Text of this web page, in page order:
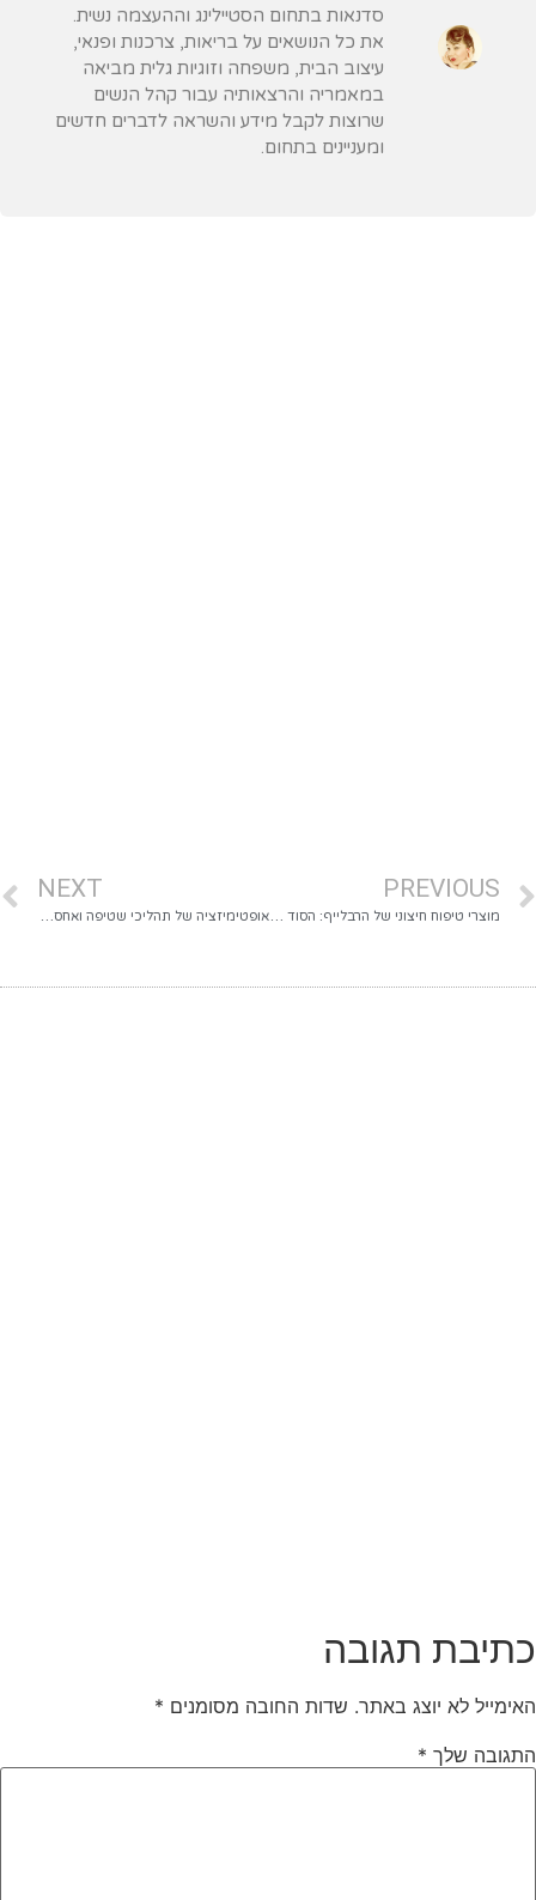
סדנאות בתחום הסטיילינג וההעצמה נשית.
את כל הנושאים על בריאות, צרכנות ופנאי,
עיצוב הבית, משפחה וזוגיות גלית מביאה
במאמריה והרצאותיה עבור קהל הנשים
שרוצות לקבל מידע והשראה לדברים חדשים
ומעניינים בתחום.
PREVIOUS
מוצרי טיפוח חיצוני של הרבלייף: הסוד לעור פנים זוהר ומטופח?
NEXT
אופטימיזציה של תהליכי שטיפה ואחסון כלי אוכל במוסדות: איך להפוך מטבח מסודר לעסק מנצח?
תגובה
לא יוצג באתר. שדות החובה מסומנים *
שלך*